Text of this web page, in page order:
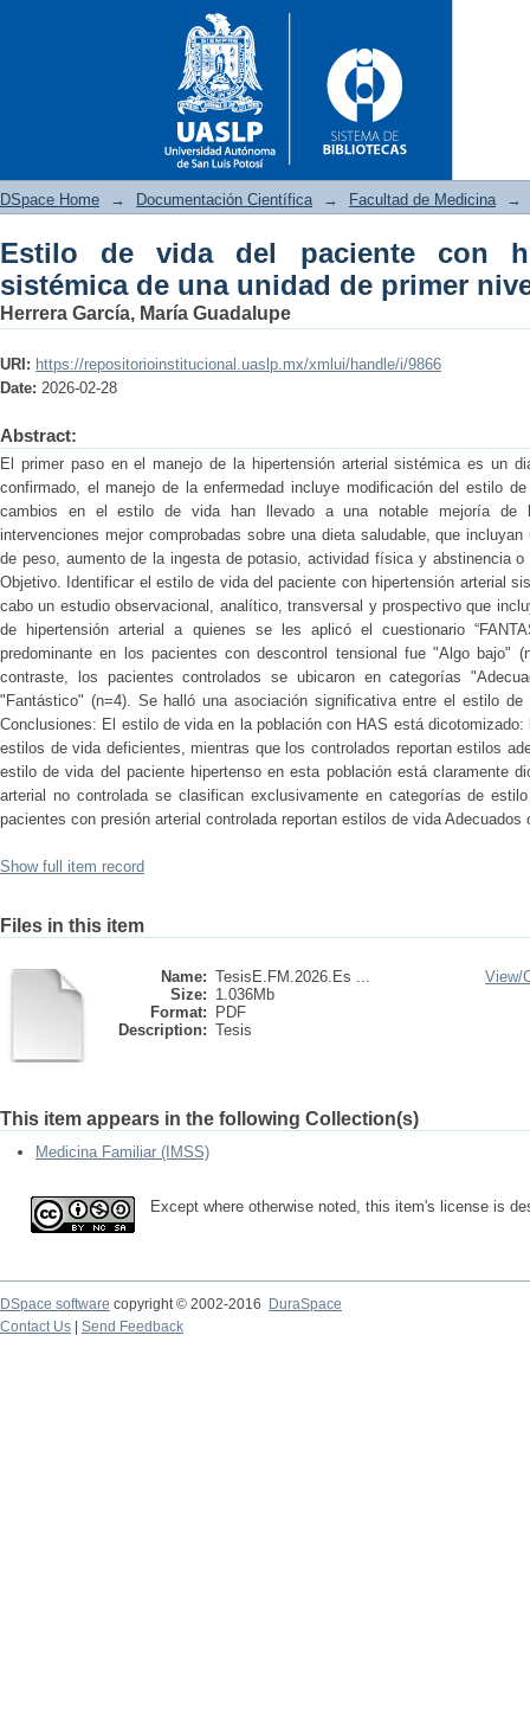
Estilo de vida del paciente
primer nivel de atención
DSpace Home → Documentación Científica → Facultad de Medicina →
Estilo de vida del paciente con
sistémica de una unidad de primer
Herrera García, María Guadalupe
URI: https://repositorioinstitucional.uaslp.mx/xmlui/handle/i/9866
Date: 2026-02-28
Abstract:
El primer paso en el manejo de la hipertensión arterial sistémica es un
confirmado, el manejo de la enfermedad incluye modificación del estilo
cambios en el estilo de vida han llevado a una notable mejoría de
intervenciones mejor comprobadas sobre una dieta saludable, que
de peso, aumento de la ingesta de potasio, actividad física y abstinencia
Objetivo. Identificar el estilo de vida del paciente con hipertensión arterial
cabo un estudio observacional, analítico, transversal y prospectivo que
de hipertensión arterial a quienes se les aplicó el cuestionario
predominante en los pacientes con descontrol tensional fue "Algo bajo"
contraste, los pacientes controlados se ubicaron en categorías
"Fantástico" (n=4). Se halló una asociación significativa entre el estilo
Conclusiones: El estilo de vida en la población con HAS está
estilos de vida deficientes, mientras que los controlados reportan estilos
estilo de vida del paciente hipertenso en esta población está claramente
arterial no controlada se clasifican exclusivamente en categorías de
pacientes con presión arterial controlada reportan estilos de vida Adecuados
Show full item record
Files in this item
Name: TesisE.FM.2026.Es ...
Size: 1.036Mb
Format:
PDF
Description: Tesis
View/
This item appears in the following Collection(s)
Medicina Familiar (IMSS)
Except where otherwise noted, this item's license is
DSpace software copyright © 2002-2016
DuraSpace
Contact Us
Send Feedback